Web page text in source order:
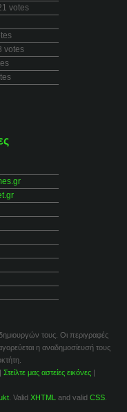
votes
votes
τους. Οι περιγραφές
η αναδημοσίευσή τους
Στείλτε μας αστείες εικόνες|
. Valid XHTML and valid CSS